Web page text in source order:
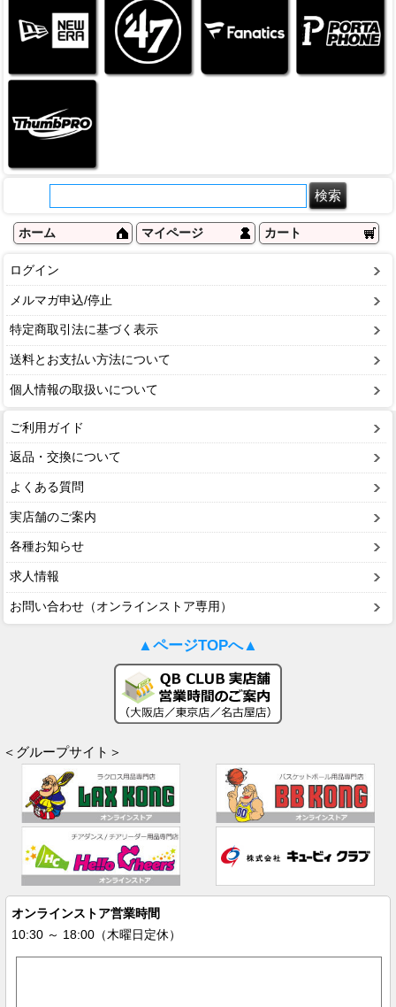
ホーム マイページ カート
ログイン
メルマガ申込/停止
特定商取引法に基づく表示
送料とお支払い方法について
個人情報の取扱いについて
ご利用ガイド
返品・交換について
よくある質問
実店舗のご案内
各種お知らせ
求人情報
お問い合わせ（オンラインストア専用）
▲ページTOPへ▲
＜グループサイト＞
オンラインストア営業時間
10:30 ～ 18:00（木曜日定休）